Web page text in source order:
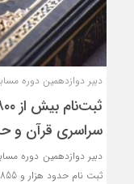
دبیر دوازدهمین دوره
سراسری قرآن و
دبیر دوازدهمین دوره
ثبت نام حدود هزار و 855 نفر در این دوره از مسابقات خبر داد.